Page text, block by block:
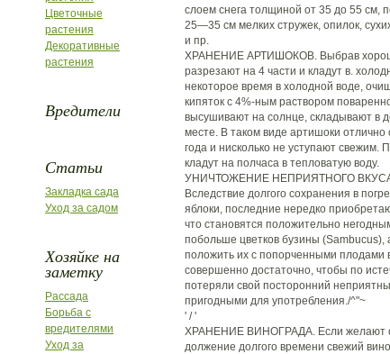
Цветочные
растения
Декоративные
растения
Вредители
Статьи
Закладка сада
Уход за садом
Хозяйке на
заметку
Рассада
Борьба с
вредителями
Уход за
слоем снега толщиной от 35 до 55 см,
25—35 см мелких стружек, опилок,
и пр.
ХРАНЕНИЕ АРТИШОКОВ. Выбрав
разрезают на 4 части и кладут в.
некоторое время в холодной воде,
кипяток с 4%-ным раствором
высушивают на солнце, складывают в
месте. В таком виде артишоки отлично
года и нисколько не уступают свежим.
кладут на полчаса в тепловатую воду.
УНИЧТОЖЕНИЕ НЕПРИЯТНОГО
Вследствие долгого сохранения в
яблоки, последние нередко
что становятся положительно
побольше цветков бузины
положить их с попорченными плодами
совершенно достаточно, чтобы по
потеряли свой посторонний
пригодными для употребления./^"~
' / '
ХРАНЕНИЕ ВИНОГРАДА. Если желают
должение долгого времени свежий